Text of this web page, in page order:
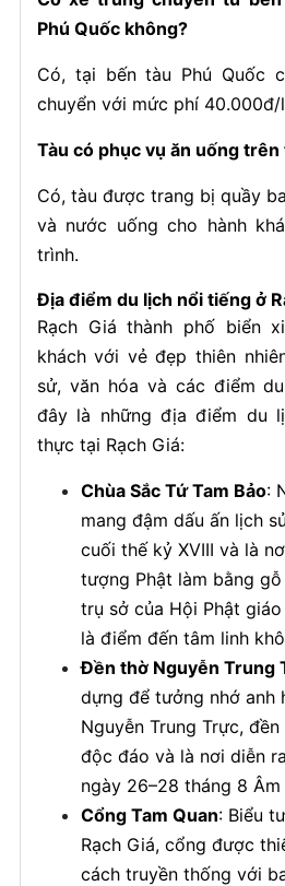
Phú Quốc không?
Có, tại bến tàu Phú Quốc
chuyển với mức phí 40.000đ/
Tàu có phục vụ ăn uống
Có, tàu được trang bị quầy
và nước uống cho hành
trình.
Địa điểm du lịch nổi tiếng ở
Rạch Giá thành phố biển
khách với vẻ đẹp thiên
sử, văn hóa và các điểm
đây là những địa điểm du
thực tại Rạch Giá:
Chùa Sắc Tứ Tam Bảo:
mang đậm dấu ấn lịch
cuối thế kỷ XVIII và là
tượng Phật làm bằng
trụ sở của Hội Phật
là điểm đến tâm linh
Đền thờ Nguyễn Trung
dựng để tưởng nhớ anh
Nguyễn Trung Trực,
độc đáo và là nơi diễn
ngày 26–28 tháng 8 Âm
Cổng Tam Quan: Biểu
Rạch Giá, cổng được
cách truyền thống với